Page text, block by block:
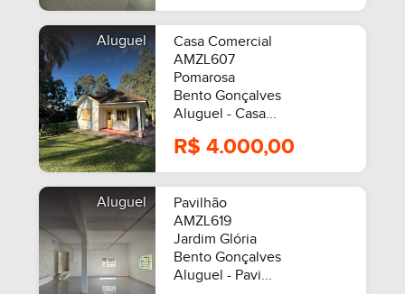
SEMIMOBILIADO
Aluguel
Casa Comercial
AMZL607
Pomarosa
Bento Gonçalves
Aluguel - Casa...
R$ 4.000,00
Aluguel
Pavilhão
AMZL619
Jardim Glória
Bento Gonçalves
Aluguel - Pavi...